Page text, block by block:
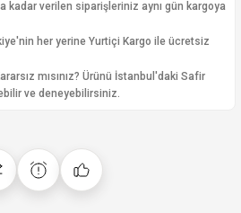
kadar verilen siparişleriniz aynı gün kargoya
her yerine Yurtiçi Kargo ile ücretsiz
mısınız? Ürünü İstanbul'daki Safir
ve deneyebilirsiniz.